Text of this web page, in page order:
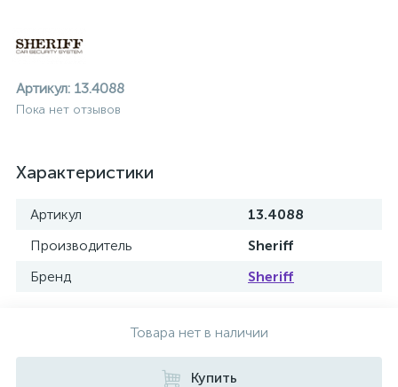
Артикул: 13.4088
Пока нет отзывов
Характеристики
Артикул
13.4088
Производитель
Sheriff
Бренд
Sheriff
Товара нет в наличии
Купить